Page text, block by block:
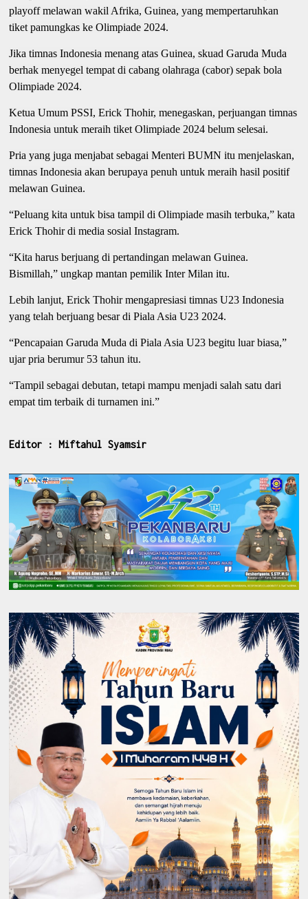
playoff melawan wakil Afrika, Guinea, yang mempertaruhkan
tiket pamungkas ke Olimpiade 2024.
Jika timnas Indonesia menang atas Guinea, skuad Garuda Muda
berhak menyegel tempat di cabang olahraga (cabor) sepak bola
Olimpiade 2024.
Ketua Umum PSSI, Erick Thohir, menegaskan, perjuangan timnas
Indonesia untuk meraih tiket Olimpiade 2024 belum selesai.
Pria yang juga menjabat sebagai Menteri BUMN itu menjelaskan,
timnas Indonesia akan berupaya penuh untuk meraih hasil positif
melawan Guinea.
“Peluang kita untuk bisa tampil di Olimpiade masih terbuka,” kata
Erick Thohir di media sosial Instagram.
“Kita harus berjuang di pertandingan melawan Guinea.
Bismillah,” ungkap mantan pemilik Inter Milan itu.
Lebih lanjut, Erick Thohir mengapresiasi timnas U23 Indonesia
yang telah berjuang besar di Piala Asia U23 2024.
“Pencapaian Garuda Muda di Piala Asia U23 begitu luar biasa,”
ujar pria berumur 53 tahun itu.
“Tampil sebagai debutan, tetapi mampu menjadi salah satu dari
empat tim terbaik di turnamen ini.”
Editor : Miftahul Syamsir